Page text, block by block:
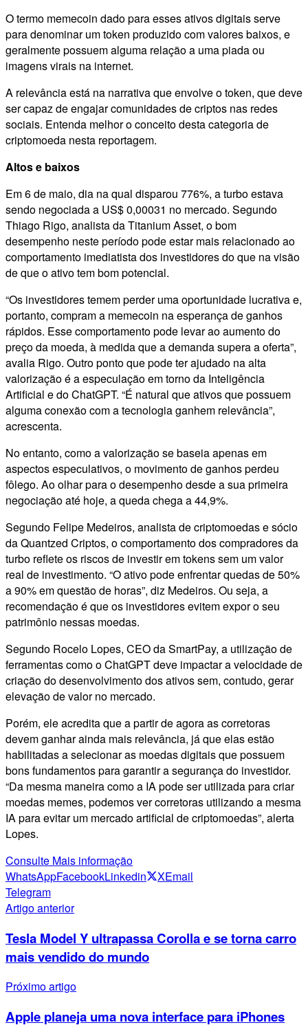
O termo memecoin dado para esses ativos digitais serve
para denominar um token produzido com valores baixos, e
geralmente possuem alguma relação a uma piada ou
imagens virais na internet.
A relevância está na narrativa que envolve o token, que deve
ser capaz de engajar comunidades de criptos nas redes
sociais. Entenda melhor o conceito desta categoria de
criptomoeda nesta reportagem.
Altos e baixos
Em 6 de maio, dia na qual disparou 776%, a turbo estava
sendo negociada a US$ 0,00031 no mercado. Segundo
Thiago Rigo, analista da Titanium Asset, o bom
desempenho neste período pode estar mais relacionado ao
comportamento imediatista dos investidores do que na visão
de que o ativo tem bom potencial.
“Os investidores temem perder uma oportunidade lucrativa e,
portanto, compram a memecoin na esperança de ganhos
rápidos. Esse comportamento pode levar ao aumento do
preço da moeda, à medida que a demanda supera a oferta”,
avalia Rigo. Outro ponto que pode ter ajudado na alta
valorização é a especulação em torno da Inteligência
Artificial e do ChatGPT. “É natural que ativos que possuem
alguma conexão com a tecnologia ganhem relevância”,
acrescenta.
No entanto, como a valorização se baseia apenas em
aspectos especulativos, o movimento de ganhos perdeu
fôlego. Ao olhar para o desempenho desde a sua primeira
negociação até hoje, a queda chega a 44,9%.
Segundo Felipe Medeiros, analista de criptomoedas e sócio
da Quantzed Criptos, o comportamento dos compradores da
turbo reflete os riscos de investir em tokens sem um valor
real de investimento. “O ativo pode enfrentar quedas de 50%
a 90% em questão de horas”, diz Medeiros. Ou seja, a
recomendação é que os investidores evitem expor o seu
patrimônio nessas moedas.
Segundo Rocelo Lopes, CEO da SmartPay, a utilização de
ferramentas como o ChatGPT deve impactar a velocidade de
criação do desenvolvimento dos ativos sem, contudo, gerar
elevação de valor no mercado.
Porém, ele acredita que a partir de agora as corretoras
devem ganhar ainda mais relevância, já que elas estão
habilitadas a selecionar as moedas digitais que possuem
bons fundamentos para garantir a segurança do investidor.
“Da mesma maneira como a IA pode ser utilizada para criar
moedas memes, podemos ver corretoras utilizando a mesma
IA para evitar um mercado artificial de criptomoedas”, alerta
Lopes.
Consulte Mais informação
WhatsAppFacebookLinkedin XEmail
Telegram
Artigo anterior
Tesla Model Y ultrapassa Corolla e se torna carro
mais vendido do mundo
Próximo artigo
Apple planeja uma nova interface para iPhones